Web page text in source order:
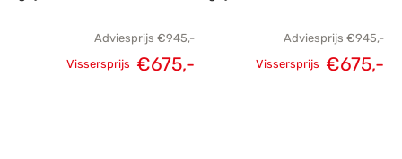
Adviesprijs €945,-
Vissersprijs €675,-
Adviesprijs €945,-
Vissersprijs €675,-